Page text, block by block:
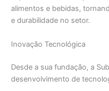
alimentos e bebidas,
e durabilidade no setor.
Inovação Tecnológica
Desde a sua fundação, a
desenvolvimento de